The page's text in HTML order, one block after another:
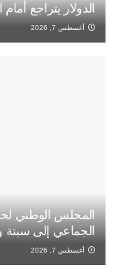
الدولار يتراجع أمام الدرهم
أغسطس 7, 2026
المجلس الوطني
الجماعي إلى سبتة
أغسطس 7, 2026